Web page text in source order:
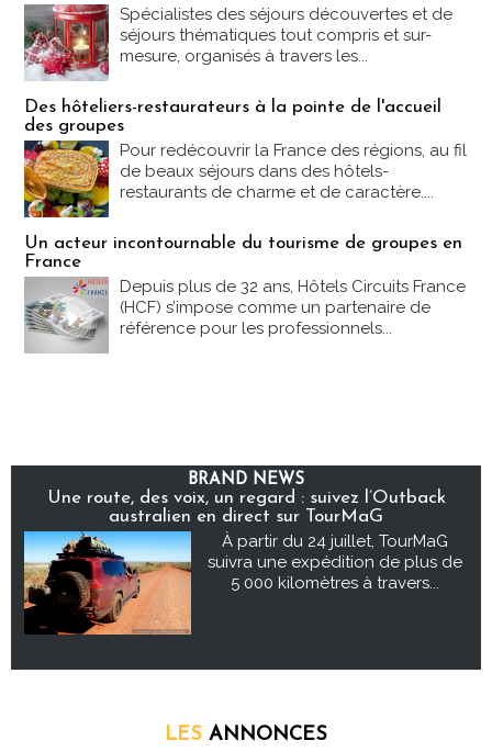
Spécialistes des séjours découvertes et de
séjours thématiques tout compris et sur-
mesure, organisés à travers les...
Des hôteliers-restaurateurs à la pointe de l'accueil
des groupes
Pour redécouvrir la France des régions, au fil
de beaux séjours dans des hôtels-
restaurants de charme et de caractère....
Un acteur incontournable du tourisme de groupes en
France
Depuis plus de 32 ans, Hôtels Circuits France
(HCF) s’impose comme un partenaire de
référence pour les professionnels...
BRAND NEWS
Une route, des voix, un regard : suivez l’Outback
australien en direct sur TourMaG
À partir du 24 juillet, TourMaG
suivra une expédition de plus de
5 000 kilomètres à travers...
LES ANNONCES